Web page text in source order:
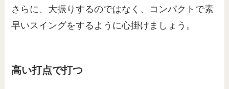
さらに、大振りするのではなく、コンパクトで素
早いスイングをするように心掛けましょう。
高い打点で打つ